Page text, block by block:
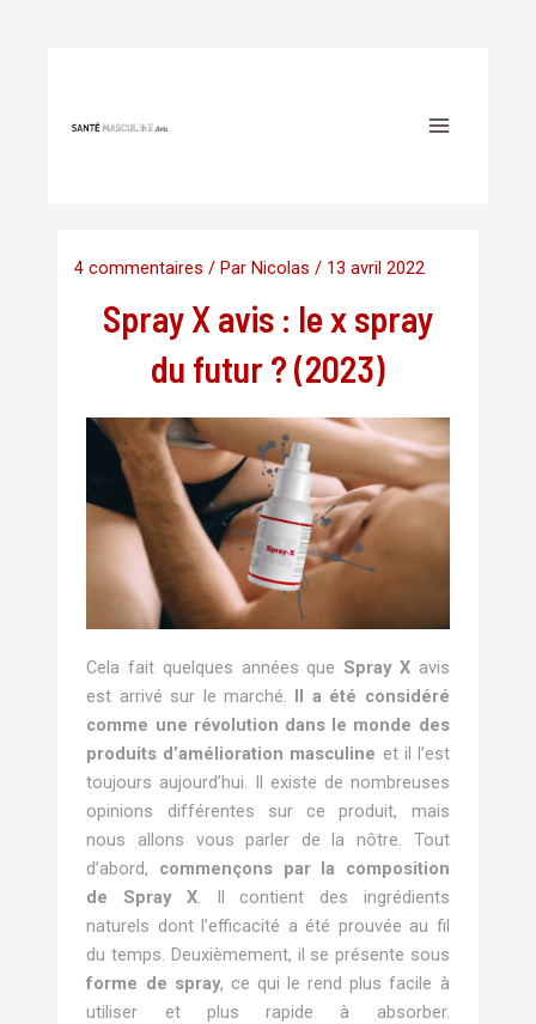
Menu
4 commentaires / ParNicolas/ 13 avril 2022
Spray X avis : le x spray
du futur ? (2023)
Cela fait quelques années queSpray Xavis
est arrivé sur le marché. Il a été considéré
comme une révolution dans le monde des
produits d’amélioration masculine et il l’est
toujours aujourd’hui. Il existe de nombreuses
opinions différentes sur ce produit, mais
nous allons vous parler de la nôtre. Tout
d’abord, commençons par la composition
de Spray X. Il contient des ingrédients
naturels dont l’efficacité a été prouvée au fil
du temps. Deuxièmement, il se présente sous
forme de spray, ce qui le rend plus facile à
utiliser et plus rapide à absorber.
articles